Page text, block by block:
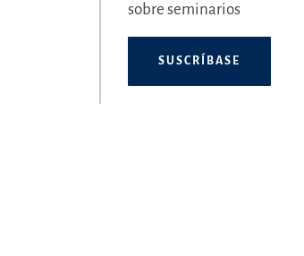
sobre seminarios
SUSCRÍBASE